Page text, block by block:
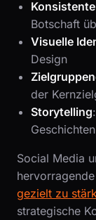
Botschaft
Visuelle
Design
der
Storytelling
Geschichten
Social Media
gezielt zu
strategische